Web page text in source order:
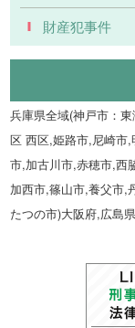
財産犯事件
兵庫県全域(神戸市：
区 西区,姫路市,尼崎市
市,加古川市,赤穂市,西
加西市,篠山市,養父市,
たつの市)大阪府,広